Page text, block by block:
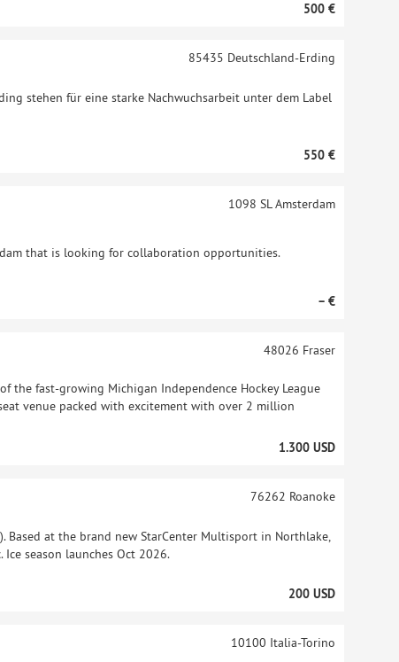
500 €
stehen für eine starke Nachwuchsarbeit unter dem Label
85435 Deutschland-Erding
550 €
that is looking for collaboration opportunities.
1098 SLAmsterdam
– €
the fast-growing Michigan Independence Hockey League
venue packed with excitement with over 2 million
48026 Fraser
1.300 USD
Based at the brand new StarCenter Multisport in Northlake,
season launches Oct 2026.
76262 Roanoke
200 USD
10100 Italia-Torino